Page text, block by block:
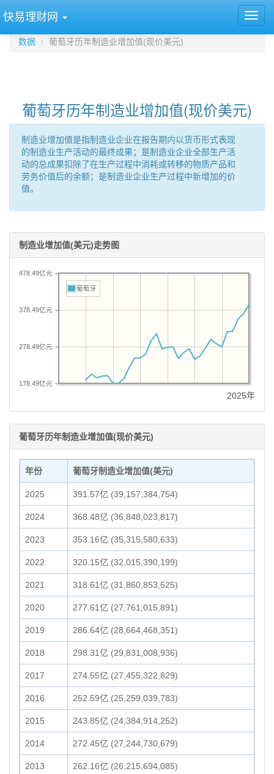
快易理财网
数据 葡萄牙历年制造业增加值(现价美元)
葡萄牙历年制造业增加值(现价美元)
制造业增加值是指制造业企业在报告期内以货币形式表现
的制造业生产活动的最终成果；是制造业企业全部生产活
动的总成果扣除了在生产过程中消耗或转移的物质产品和
劳务价值后的余额；是制造业企业生产过程中新增加的价
值。
制造业增加值(美元)走势图
178.49亿元
278.49亿元
378.49亿元
478.49亿元
葡萄牙
2025年
葡萄牙历年制造业增加值(现价美元)
年份 葡萄牙制造业增加值(美元)
2025 391.57亿 (39,157,384,754)
2024 368.48亿 (36,848,023,817)
2023 353.16亿 (35,315,580,633)
2022 320.15亿 (32,015,390,199)
2021 318.61亿 (31,860,853,625)
2020 277.61亿 (27,761,015,891)
2019 286.64亿 (28,664,468,351)
2018 298.31亿 (29,831,008,936)
2017 274.55亿 (27,455,322,829)
2016 252.59亿 (25,259,039,783)
2015 243.85亿 (24,384,914,252)
2014 272.45亿 (27,244,730,679)
2013 262.16亿 (26,215,694,085)